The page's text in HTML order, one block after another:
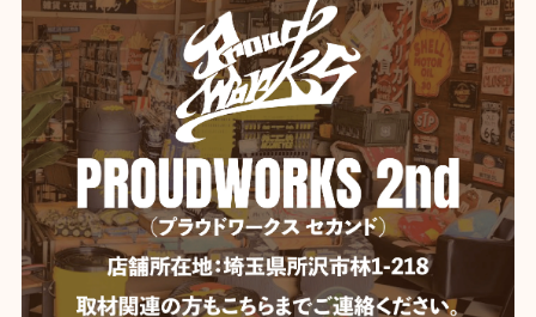
【Mercury】マーキュリー スタッキングマグ ★
イエロー
2026/06/04
いつも迅速な発送、丁寧な梱包。 ありがとうございま
す。
YELLOW
2026/06/04